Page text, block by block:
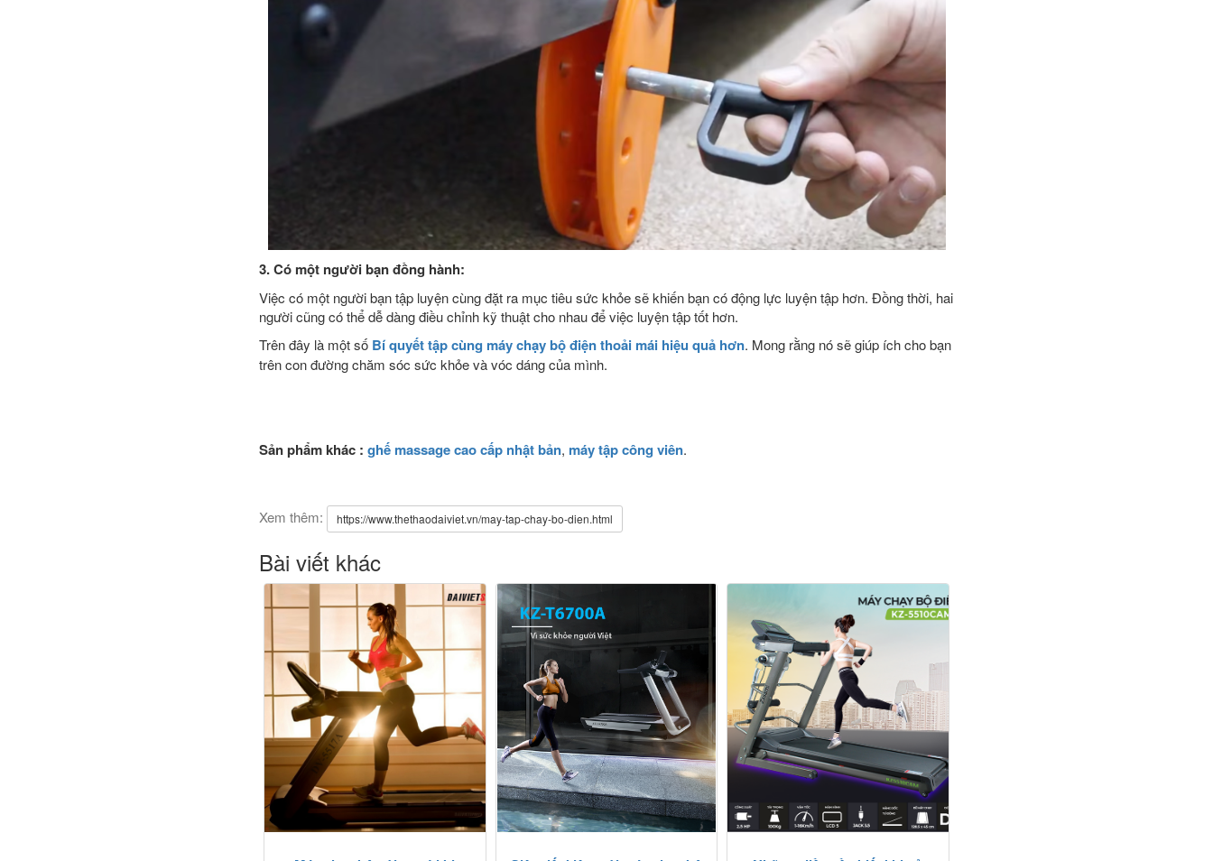
3. Có một người bạn đồng hành:
Việc có một người bạn tập luyện cùng đặt ra mục tiêu sức khỏe sẽ khiến bạn có động lực luyện tập hơn. Đồng thời, hai
người cũng có thể dễ dàng điều chỉnh kỹ thuật cho nhau để việc luyện tập tốt hơn.
Trên đây là một số Bí quyết tập cùng máy chạy bộ điện thoải mái hiệu quả hơn. Mong rằng nó sẽ giúp ích cho bạn
trên con đường chăm sóc sức khỏe và vóc dáng của mình.
Sản phẩm khác : ghế massage cao cấp nhật bản, máy tập công viên.
Xem thêm: https://www.thethaodaiviet.vn/may-tap-chay-bo-dien.html
Bài viết khác